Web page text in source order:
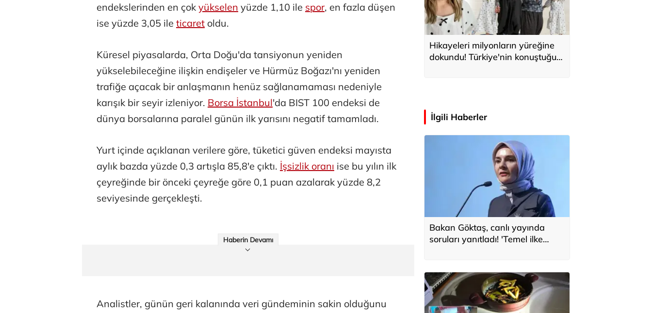
endekslerinden en çok yükselen yüzde 1,10 ile spor, en fazla düşen
ise yüzde 3,05 ile ticaret oldu.
Küresel piyasalarda, Orta Doğu'da tansiyonun yeniden
yükselebileceğine ilişkin endişeler ve Hürmüz Boğazı'nı yeniden
trafiğe açacak bir anlaşmanın henüz sağlanamaması nedeniyle
karışık bir seyir izleniyor. Borsa İstanbul'da BIST 100 endeksi de
dünya borsalarına paralel günün ilk yarısını negatif tamamladı.
Yurt içinde açıklanan verilere göre, tüketici güven endeksi mayısta
aylık bazda yüzde 0,3 artışla 85,8'e çıktı. İşsizlik oranı ise bu yılın ilk
çeyreğinde bir önceki çeyreğe göre 0,1 puan azalarak yüzde 8,2
seviyesinde gerçekleşti.
Haberin Devamı
Analistler, günün geri kalanında veri gündeminin sakin olduğunu
Hikayeleri milyonların yüreğine
dokundu! Türkiye'nin konuştuğu
İlgili Haberler
Bakan Göktaş, canlı yayında
soruları yanıtladı! 'Temel ilke